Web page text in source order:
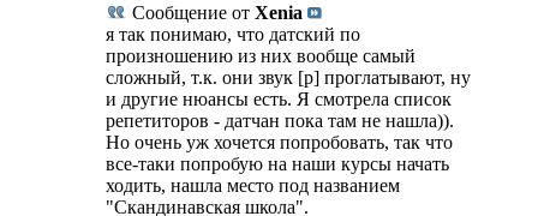
Сообщение от Xenia
я так понимаю, что датский по
произношению из них вообще самый
сложный, т.к. они звук [р] проглатывают, ну
и другие нюансы есть. Я смотрела список
репетиторов - датчан пока там не нашла)).
Но очень уж хочется попробовать, так что
все-таки попробую на наши курсы начать
ходить, нашла место под названием
"Скандинавская школа".